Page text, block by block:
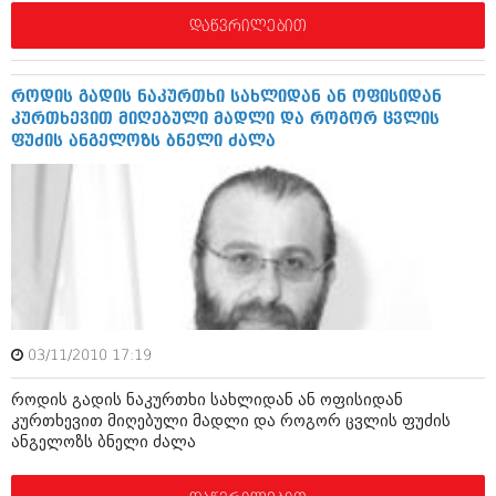
ნოემბერი 2017 (212)
აგვისტო 2017 (212)
ივლისი 2017 (233)
ივნისი 2017 (265)
აპრილი 2017 (220)
მარტი 2017 (212)
თებერვალი 2017 (205)
იანვარი 2017 (246)
დეკემბერი 2016 (207)
ნოემბერი 2016 (207)
ოქტომბერი 2016 (257)
სექტემბერი 2016 (224)
აგვისტო 2016 (258)
ივლისი 2016 (211)
ივნისი 2016 (221)
მაისი 2016 (261)
აპრილი 2016 (215)
დაწვრილებით
როდის გადის ნაკურთხი სახლიდან ან ოფისიდან
კურთხევით მიღებული მადლი და როგორ ცვლის
ფუძის ანგელოზს ბნელი ძალა
03/11/2010 17:19
როდის გადის ნაკურთხი სახლიდან ან ოფისიდან
კურთხევით მიღებული მადლი და როგორ ცვლის ფუძის
ანგელოზს ბნელი ძალა